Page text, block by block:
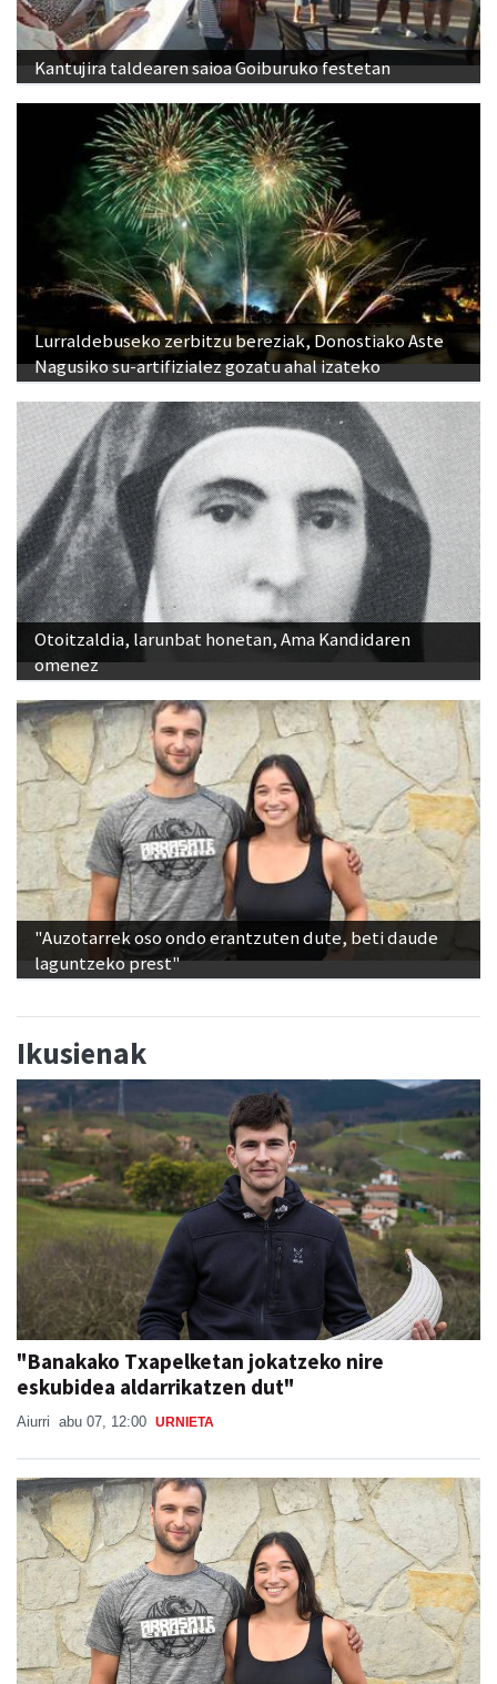
Kantujira taldearen saioa Goiburuko festetan
Lurraldebuseko zerbitzu bereziak, Donostiako Aste
Nagusiko su-artifizialez gozatu ahal izateko
Otoitzaldia, larunbat honetan, Ama Kandidaren
omenez
"Auzotarrek oso ondo erantzuten dute, beti daude
laguntzeko prest"
Ikusienak
"Banakako Txapelketan jokatzeko nire
eskubidea aldarrikatzen dut"
Aiurri abu 07, 12:00 URNIETA